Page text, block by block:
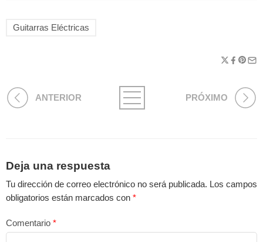
Guitarras Eléctricas
ANTERIOR PRÓXIMO
Deja una respuesta
Tu dirección de correo electrónico no será publicada. Los campos
obligatorios están marcados con *
Comentario *